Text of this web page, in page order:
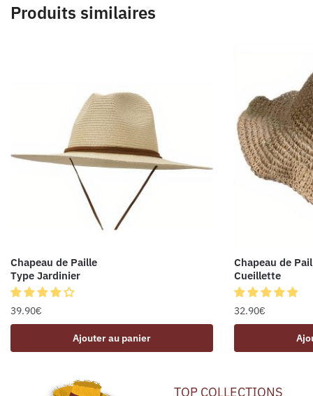
Produits similaires
Chapeau de Paille
Type Jardinier
39.90€
Ajouter au panier
Chapeau de
Cueillette
32.90€
TOP COLLECTIONS